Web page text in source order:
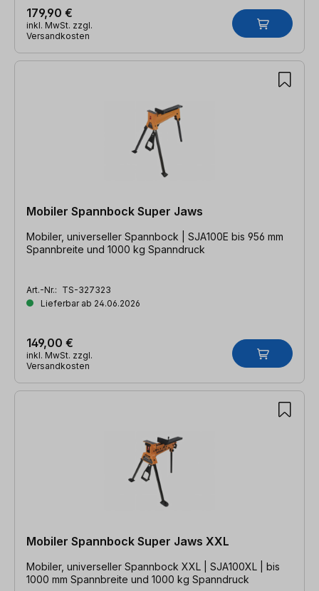
179,90 €
inkl. MwSt. zzgl.
Versandkosten
Mobiler Spannbock Super Jaws
Mobiler, universeller Spannbock | SJA100E bis 956 mm
Spannbreite und 1000 kg Spanndruck
Art.-Nr.: TS-327323
Lieferbar ab 24.06.2026
149,00 €
inkl. MwSt. zzgl.
Versandkosten
Mobiler Spannbock Super Jaws XXL
Mobiler, universeller Spannbock XXL | SJA100XL | bis
1000 mm Spannbreite und 1000 kg Spanndruck